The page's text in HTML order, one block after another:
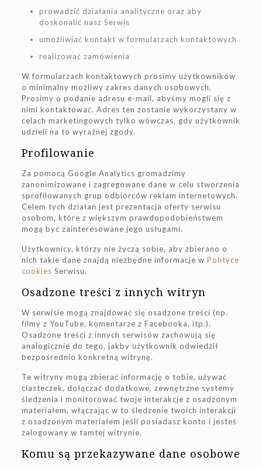
prowadzić działania analityczne oraz aby
doskonalić nasz Serwis
umożliwiać kontakt w formularzach kontaktowych
realizować zamówienia
W formularzach kontaktowych prosimy użytkowników
o minimalny możliwy zakres danych osobowych.
Prosimy o podanie adresu e-mail, abyśmy mogli się z
nimi kontaktować. Adres ten zostanie wykorzystany w
celach marketingowych tylko wówczas, gdy użytkownik
udzieli na to wyraźnej zgody.
Profilowanie
Za pomocą Google Analytics gromadzimy
zanonimizowane i zagregowane dane w celu stworzenia
sprofilowanych grup odbiorców reklam internetowych.
Celem tych działań jest prezentacja oferty serwisu
osobom, które z większym prawdopodobieństwem
mogą być zainteresowane jego usługami.
Użytkownicy, którzy nie życzą sobie, aby zbierano o
nich takie dane znajdą niezbędne informacje w Polityce
cookies Serwisu.
Osadzone treści z innych witryn
W serwisie mogą znajdować się osadzone treści (np.
filmy z YouTube, komentarze z Facebooka, itp.).
Osadzone treści z innych serwisów zachowują się
analogicznie do tego, jakby użytkownik odwiedził
bezpośrednio konkretną witrynę.
Te witryny mogą zbierać informację o tobie, używać
ciasteczek, dołączać dodatkowe, zewnętrzne systemy
śledzenia i monitorować twoje interakcje z osadzonym
materiałem, włączając w to śledzenie twoich interakcji
z osadzonym materiałem jeśli posiadasz konto i jesteś
zalogowany w tamtej witrynie.
Komu są przekazywane dane osobowe